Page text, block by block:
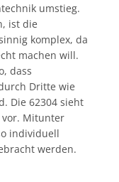
umstieg.
ist die
komplex, da
machen will.
dass
Dritte wie
Die 62304 sieht
vor. Mitunter
individuell
werden.